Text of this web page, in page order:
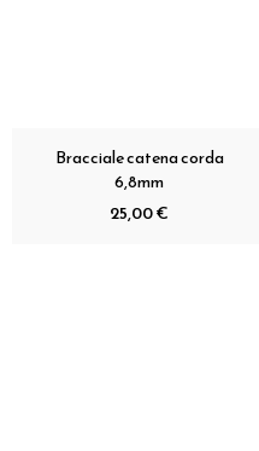
Bracciale catena corda
6,8mm
25,00 €